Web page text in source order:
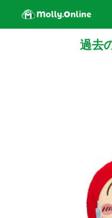
過去